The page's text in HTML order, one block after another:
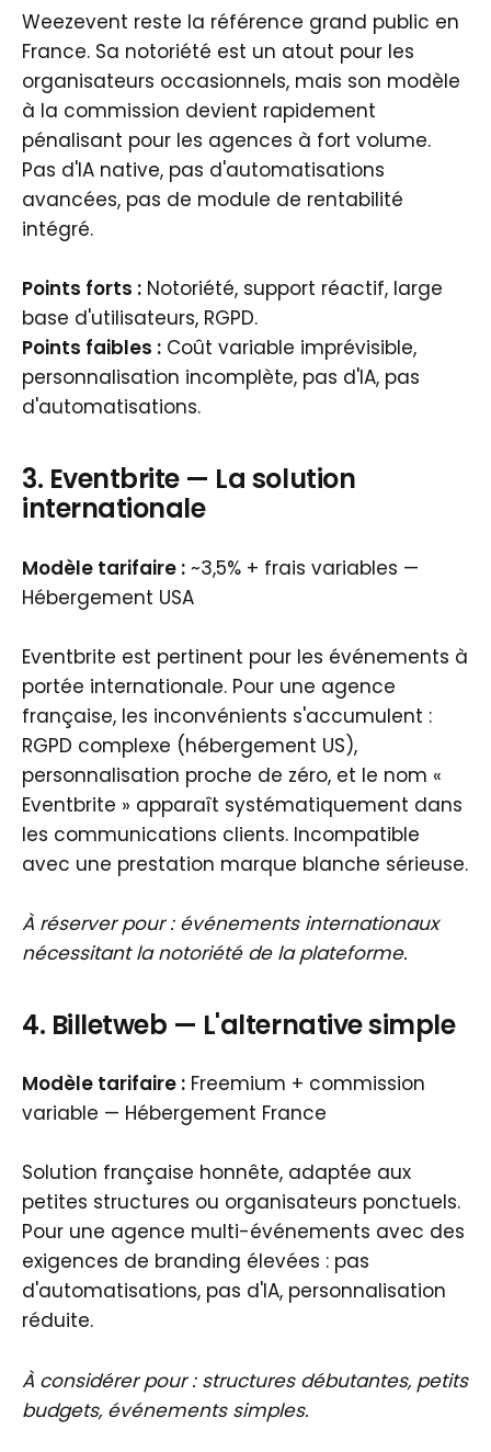
Weezevent reste la référence grand public en
France. Sa notoriété est un atout pour les
organisateurs occasionnels, mais son modèle
à la commission devient rapidement
pénalisant pour les agences à fort volume.
Pas d'IA native, pas d'automatisations
avancées, pas de module de rentabilité
intégré.
Points forts : Notoriété, support réactif, large
base d'utilisateurs, RGPD.
Points faibles : Coût variable imprévisible,
personnalisation incomplète, pas d'IA, pas
d'automatisations.
3. Eventbrite — La solution
internationale
Modèle tarifaire : ~3,5% + frais variables —
Hébergement USA
Eventbrite est pertinent pour les événements à
portée internationale. Pour une agence
française, les inconvénients s'accumulent :
RGPD complexe (hébergement US),
personnalisation proche de zéro, et le nom «
Eventbrite » apparaît systématiquement dans
les communications clients. Incompatible
avec une prestation marque blanche sérieuse.
À réserver pour : événements internationaux
nécessitant la notoriété de la plateforme.
4. Billetweb — L'alternative simple
Modèle tarifaire : Freemium + commission
variable — Hébergement France
Solution française honnête, adaptée aux
petites structures ou organisateurs ponctuels.
Pour une agence multi-événements avec des
exigences de branding élevées : pas
d'automatisations, pas d'IA, personnalisation
réduite.
À considérer pour : structures débutantes, petits
budgets, événements simples.